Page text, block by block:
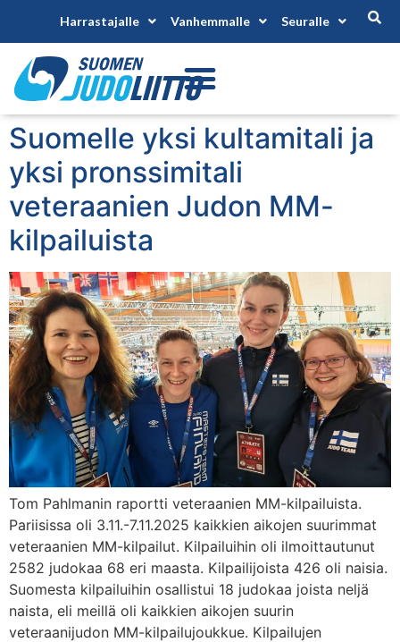
Harrastajalle Vanhemmalle Seuralle
Suomelle yksi kultamitali ja
yksi pronssimitali
veteraanien Judon MM-
kilpailuista
Tom Pahlmanin raportti veteraanien MM-kilpailuista.
Pariisissa oli 3.11.-7.11.2025 kaikkien aikojen suurimmat
veteraanien MM-kilpailut. Kilpailuihin oli ilmoittautunut
2582 judokaa 68 eri maasta. Kilpailijoista 426 oli naisia.
Suomesta kilpailuihin osallistui 18 judokaa joista neljä
naista, eli meillä oli kaikkien aikojen suurin
veteraanijudon MM-kilpailujoukkue. Kilpailujen